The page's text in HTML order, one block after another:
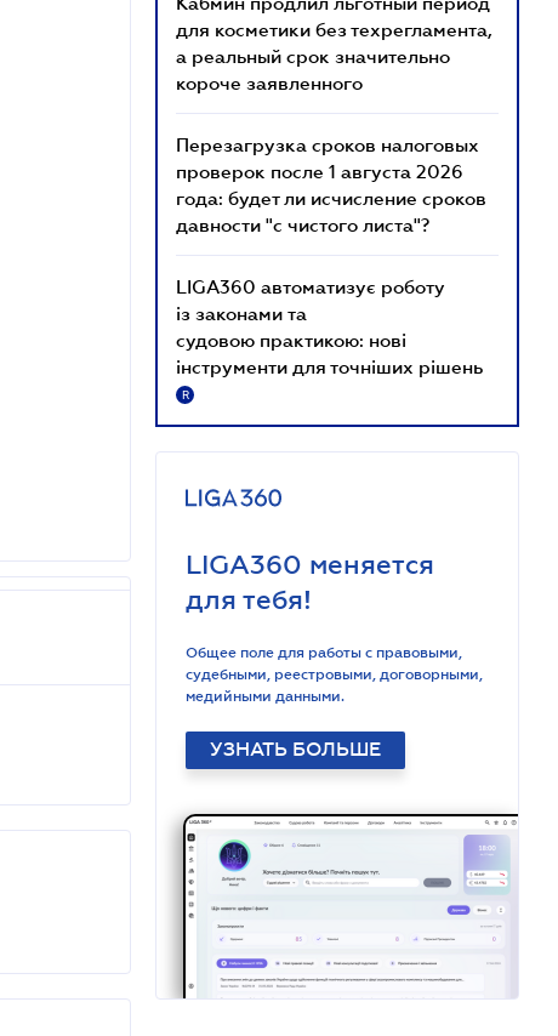
для косметики без техрегламента,
а реальный срок значительно
короче заявленного
Перезагрузка сроков налоговых
проверок после 1 августа 2026
года: будет ли исчисление сроков
давности "с чистого листа"?
LIGA360 автоматизує роботу
із законами та
судовою практикою: нові
інструменти для точніших рішень
R
LIGA360 меняется
для тебя!
Общее поле для работы с правовыми,
судебными, реестровыми, договорными,
медийными данными.
УЗНАТЬ БОЛЬШЕ